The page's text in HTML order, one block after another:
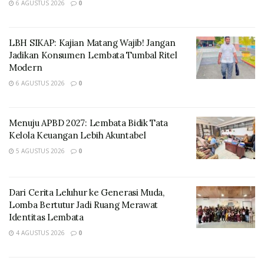
trans Lembata saja, ada juga parade laut oleh
Dari pantauan awak media, antusias para nelayan yang
mengikuti parade laut ini begitu tinggi, sebab ada
sekitaran 29 perahu bahkan lebih yang terlibat dalam
Parade laut yang dimulai dari pulau siput Awololong
6 AGUSTUS 2026 0
LBH SIKAP: Kajian Matang Wajib! Jangan
Jadikan Konsumen Lembata Tumbal Ritel
Modern
6 AGUSTUS 2026 0
Menuju APBD 2027: Lembata Bidik Tata
Kelola Keuangan Lebih Akuntabel
5 AGUSTUS 2026 0
Dari Cerita Leluhur ke Generasi Muda,
Lomba Bertutur Jadi Ruang Merawat
Identitas Lembata
4 AGUSTUS 2026 0